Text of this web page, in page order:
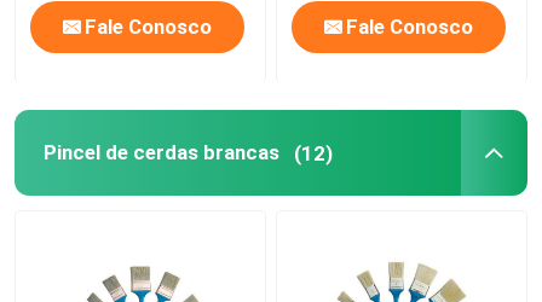
Fale Conosco Fale Conosco
Pincel de cerdas brancas (12)